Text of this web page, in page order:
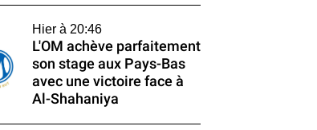
Hier à 20:46
L'OM achève parfaitement
son stage aux Pays-Bas
avec une victoire face à
Al-Shahaniya